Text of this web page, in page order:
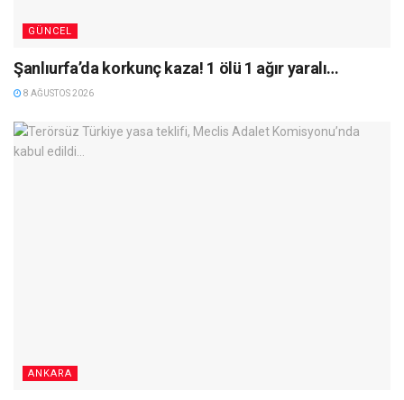
GÜNCEL
Şanlıurfa’da korkunç kaza! 1 ölü 1 ağır yaralı…
8 AĞUSTOS 2026
ANKARA